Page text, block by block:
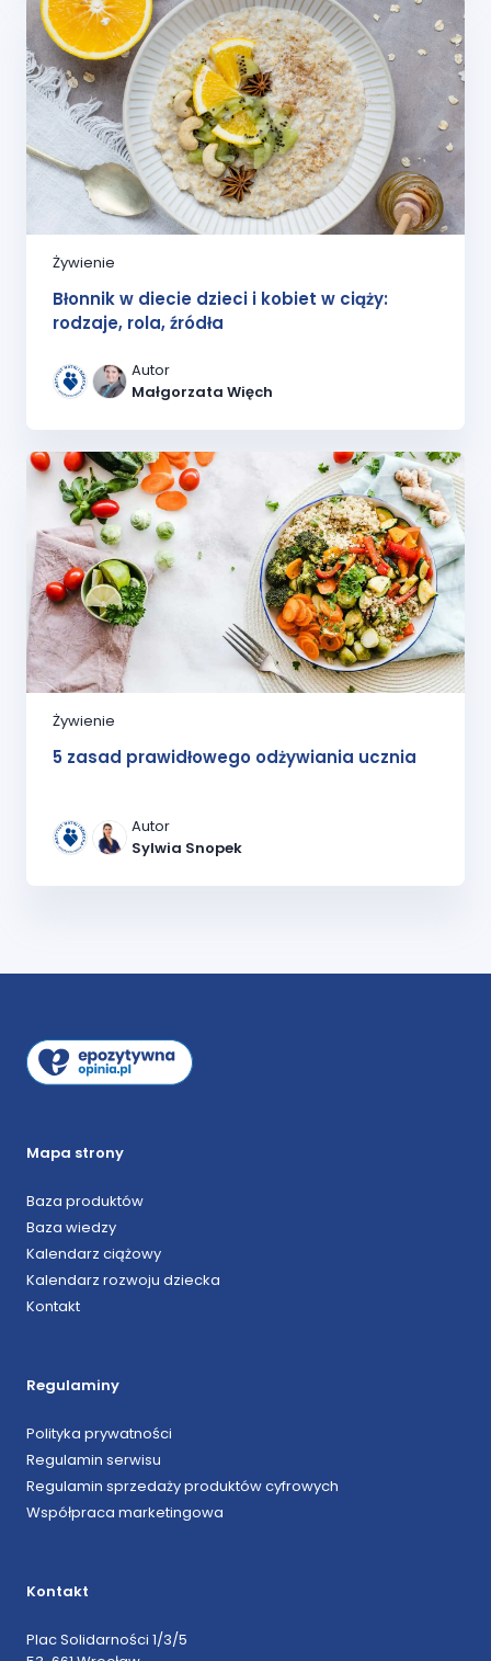
Żywienie
Błonnik w diecie dzieci i kobiet w ciąży:
rodzaje, rola, źródła
Autor
Małgorzata Więch
Żywienie
5 zasad prawidłowego odżywiania ucznia
Autor
Sylwia Snopek
Mapa strony
Baza produktów
Baza wiedzy
Kalendarz ciążowy
Kalendarz rozwoju dziecka
Kontakt
Regulaminy
Polityka prywatności
Regulamin serwisu
Regulamin sprzedaży produktów cyfrowych
Współpraca marketingowa
Kontakt
Plac Solidarności 1/3/5